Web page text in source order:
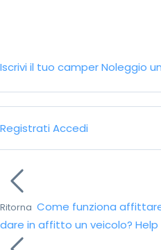
Iscrivi il tuo camperNoleggio
Registrati Accedi
Ritorna Come funziona
dare in affitto un veicolo?